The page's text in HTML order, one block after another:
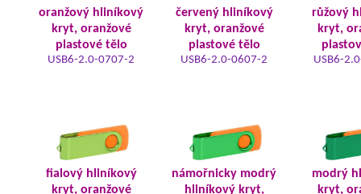
oranžový hliníkový
kryt, oranžové
plastové tělo
USB6-2.0-0707-2
červený hliníkový
kryt, oranžové
plastové tělo
USB6-2.0-0607-2
růžový
kryt,
USB6-
fialový hliníkový
kryt, oranžové
námořnicky modrý
hliníkový kryt,
modrý
kryt,